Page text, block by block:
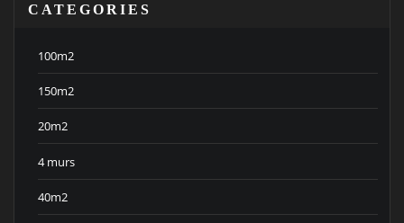
CATEGORIES
100m2
150m2
20m2
4 murs
40m2